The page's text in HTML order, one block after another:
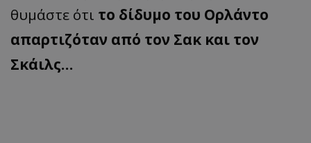
θυμάστε ότι το δίδυμο του Ορλάντο
απαρτιζόταν από τον Σακ και τον
Σκάιλς…